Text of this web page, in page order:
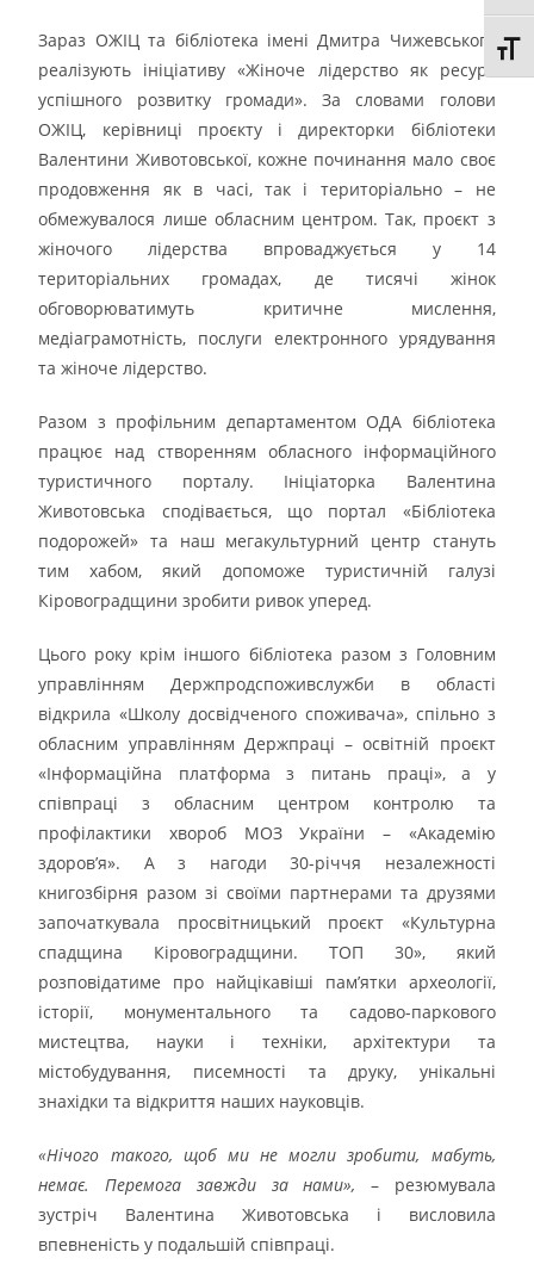
Зараз ОЖІЦ та бібліотека імені Дмитра Чижевського
реалізують ініціативу «Жіноче лідерство як ресурс
успішного розвитку громади». За словами голови
ОЖІЦ, керівниці проєкту і директорки бібліотеки
Валентини Животовської, кожне починання мало своє
продовження як в часі, так і територіально – не
обмежувалося лише обласним центром. Так, проєкт з
жіночого лідерства впроваджується у 14
територіальних громадах, де тисячі жінок
обговорюватимуть критичне мислення,
медіаграмотність, послуги електронного урядування
та жіноче лідерство.
Разом з профільним департаментом ОДА бібліотека
працює над створенням обласного інформаційного
туристичного порталу. Ініціаторка Валентина
Животовська сподівається, що портал «Бібліотека
подорожей» та наш мегакультурний центр стануть
тим хабом, який допоможе туристичній галузі
Кіровоградщини зробити ривок уперед.
Цього року крім іншого бібліотека разом з Головним
управлінням Держпродспоживслужби в області
відкрила «Школу досвідченого споживача», спільно з
обласним управлінням Держпраці – освітній проєкт
«Інформаційна платформа з питань праці», а у
співпраці з обласним центром контролю та
профілактики хвороб МОЗ України – «Академію
здоров’я». А з нагоди 30-річчя незалежності
книгозбірня разом зі своїми партнерами та друзями
започаткувала просвітницький проєкт «Культурна
спадщина Кіровоградщини. ТОП 30», який
розповідатиме про найцікавіші пам’ятки археології,
історії, монументального та садово-паркового
мистецтва, науки і техніки, архітектури та
містобудування, писемності та друку, унікальні
знахідки та відкриття наших науковців.
«Нічого такого, щоб ми не могли зробити, мабуть,
немає. Перемога завжди за нами», – резюмувала
зустріч Валентина Животовська і висловила
впевненість у подальшій співпраці.